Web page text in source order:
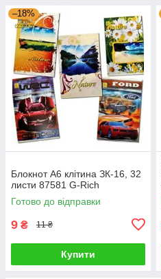
–18%
Блокнот А6 клітина ЗК-16, 32
листи 87581 G-Rich
Готово до відправки
9 ₴ 11 ₴
Купити